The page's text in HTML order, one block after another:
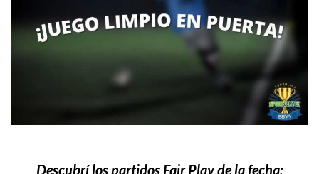
Descubrí los partidos Fair Play de la fecha: